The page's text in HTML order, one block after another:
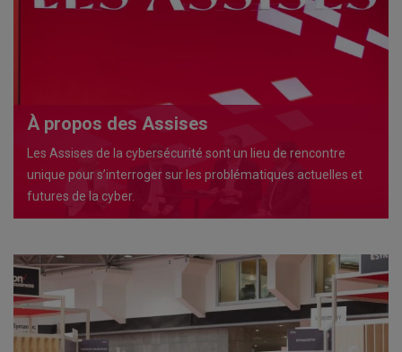
À propos des Assises
Les Assises de la cybersécurité sont un lieu de rencontre
unique pour s’interroger sur les problématiques actuelles et
futures de la cyber.